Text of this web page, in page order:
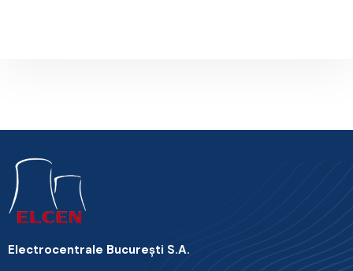
Electrocentrale Bucureşti S.A.